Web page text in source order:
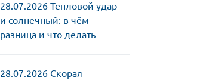
28.07.2026Тепловой удар
и солнечный: в чём
разница и что делать
28.07.2026 Скорая